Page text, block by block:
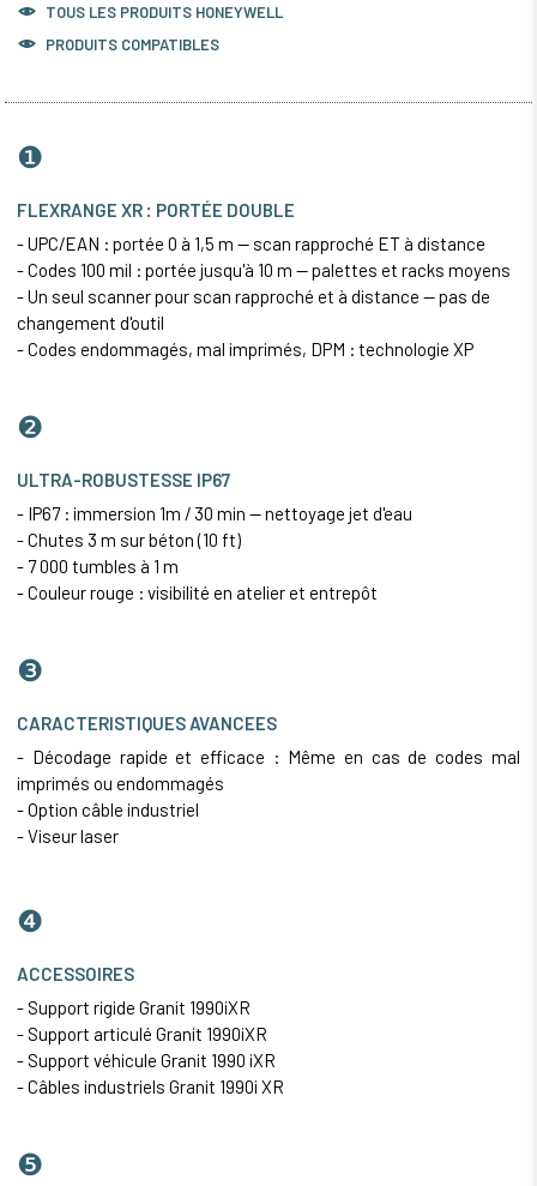
TOUS LES PRODUITS HONEYWELL
PRODUITS COMPATIBLES
❶
FLEXRANGE XR : PORTÉE DOUBLE
-UPC/EAN : portée 0 à 1,5 m — scan rapproché ET à distance
- Codes 100 mil : portée jusqu'à 10 m — palettes et racks moyens
- Un seul scanner pour scan rapproché et à distance — pas de
changement d'outil
- Codes endommagés, mal imprimés, DPM : technologie XP
❷
ULTRA-ROBUSTESSE IP67
- IP67 : immersion 1m / 30 min — nettoyage jet d'eau
- Chutes 3 m sur béton (10 ft)
- 7 000 tumbles à 1 m
- Couleur rouge : visibilité en atelier et entrepôt
❸
CARACTERISTIQUES AVANCEES
- Décodage rapide et efficace : Même en cas de codes mal
imprimés ou endommagés
- Option câble industriel
- Viseur laser
❹
ACCESSOIRES
- Support rigide Granit 1990iXR
- Support articulé Granit 1990iXR
- Support véhicule Granit 1990 iXR
- Câbles industriels Granit 1990i XR
❺